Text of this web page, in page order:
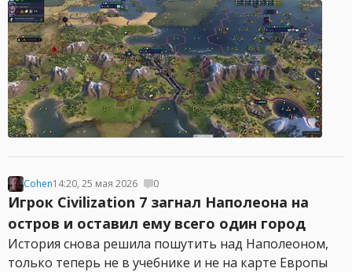
Cohen14:20, 25 мая 2026 0
Игрок Civilization 7 загнал Наполеона на
остров и оставил ему всего один город
История снова решила пошутить над Наполеоном,
только теперь не в учебнике и не на карте Европы